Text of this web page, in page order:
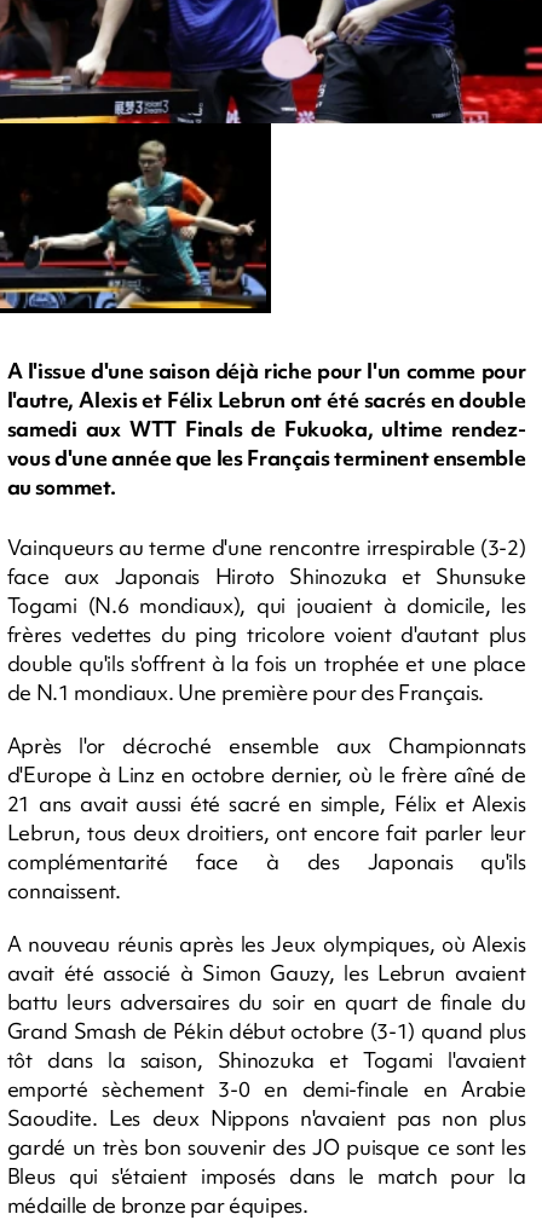
A l'issue d'une saison déjà riche pour l'un comme pour
l'autre, Alexis et Félix Lebrun ont été sacrés en double
samedi aux WTT Finals de Fukuoka, ultime rendez-
vous d'une année que les Français terminent ensemble
au sommet.
Vainqueurs au terme d'une rencontre irrespirable (3-2)
face aux Japonais Hiroto Shinozuka et Shunsuke
Togami (N.6 mondiaux), qui jouaient à domicile, les
frères vedettes du ping tricolore voient d'autant plus
double qu'ils s'offrent à la fois un trophée et une place
de N.1 mondiaux. Une première pour des Français.
Après l'or décroché ensemble aux Championnats
d'Europe à Linz en octobre dernier, où le frère aîné de
21 ans avait aussi été sacré en simple, Félix et Alexis
Lebrun, tous deux droitiers, ont encore fait parler leur
complémentarité face à des Japonais qu'ils
connaissent.
A nouveau réunis après les Jeux olympiques, où Alexis
avait été associé à Simon Gauzy, les Lebrun avaient
battu leurs adversaires du soir en quart de finale du
Grand Smash de Pékin début octobre (3-1) quand plus
tôt dans la saison, Shinozuka et Togami l'avaient
emporté sèchement 3-0 en demi-finale en Arabie
Saoudite. Les deux Nippons n'avaient pas non plus
gardé un très bon souvenir des JO puisque ce sont les
Bleus qui s'étaient imposés dans le match pour la
médaille de bronze par équipes.